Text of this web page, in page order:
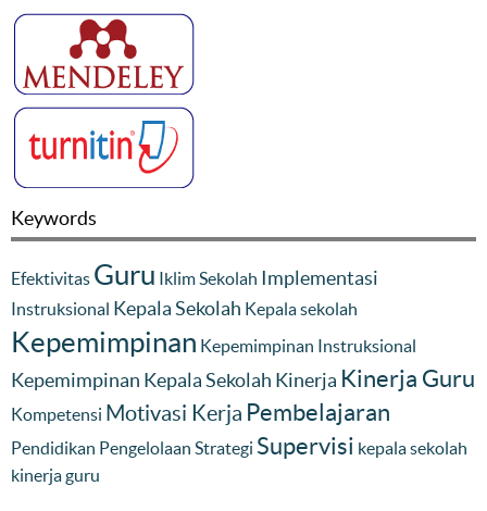
Keywords
Efektivitas Guru Iklim Sekolah Implementasi
Instruksional Kepala Sekolah Kepala sekolah
Kepemimpinan Kepemimpinan Instruksional
Kepemimpinan Kepala Sekolah Kinerja Kinerja Guru
Kompetensi Motivasi Kerja Pembelajaran
Pendidikan Pengelolaan Strategi Supervisi kepala sekolah
kinerja guru